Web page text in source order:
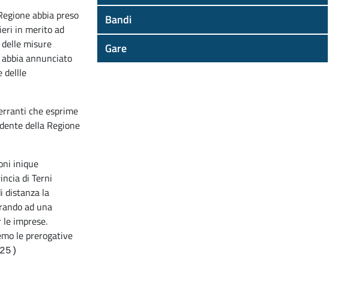
abbia preso
in merito ad
misure
annunciato
dellle
che esprime
della Regione
inique
di Terni
distanza la
ad una
imprese.
le prerogative
Bandi
Gare